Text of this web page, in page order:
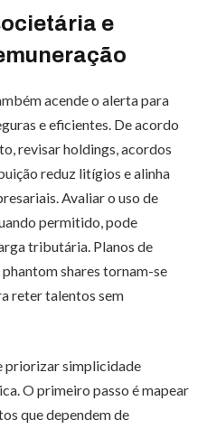
e
acende o alerta para
e eficientes. De acordo
revisar holdings, acordos
reduz litígios e alinha
Avaliar o uso de
permitido, pode
tributária. Planos de
shares tornam-se
reter talentos sem
priorizar simplicidade
O primeiro passo é mapear
que dependem de